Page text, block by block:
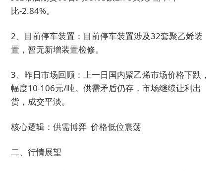
比-2.84%。
2、目前停车装置：目前停车装置涉及32套聚乙烯装
置，暂无新增装置检修。
3、昨日市场回顾：上一日国内聚乙烯市场价格下跌，
幅度10-106元/吨。供需矛盾仍存，市场继续让利出
货，成交平淡。
核心逻辑：供需博弈 价格低位震荡
二、行情展望